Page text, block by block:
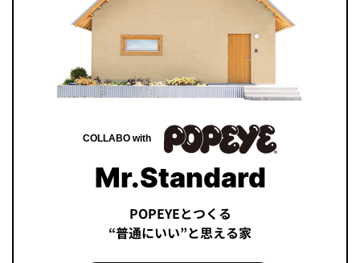
COLLABO with
Mr.Standard
POPEYEとつくる
“普通にいい”と思える家